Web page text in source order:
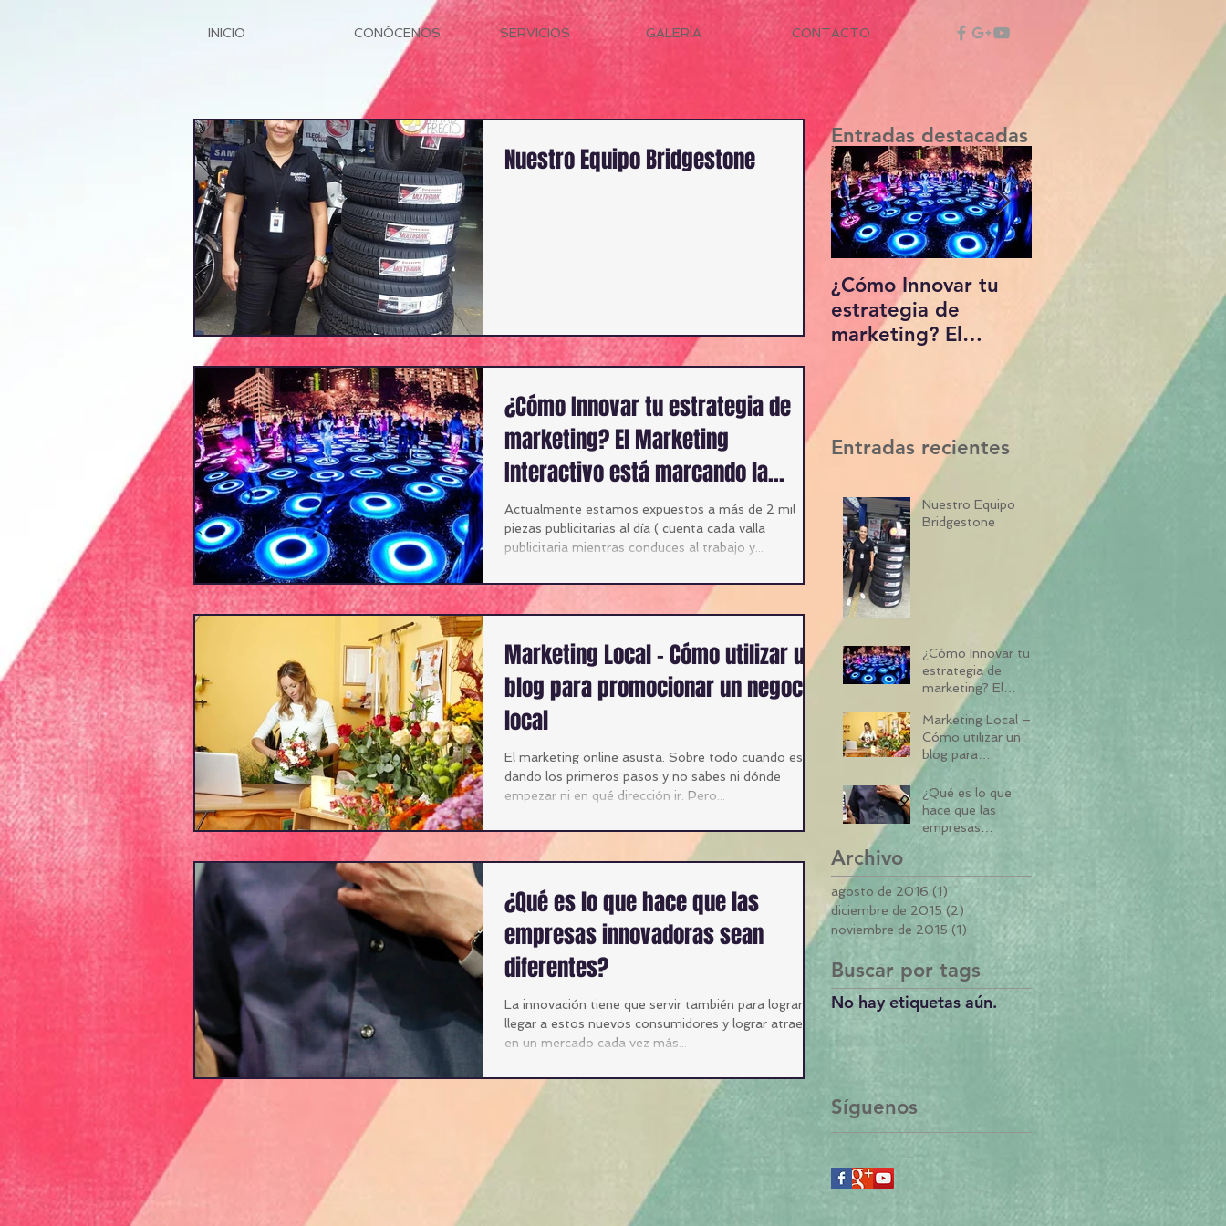
INICIO CONÓCENOS SERVICIOS GALERÍA CONTACTO
Nuestro Equipo Bridgestone
¿Cómo Innovar tu estrategia de
marketing? El Marketing
Interactivo está marcando la
diferencia en el
Actualmente estamos expuestos a más de 2 mil
piezas publicitarias al día ( cuenta cada valla
publicitaria mientras conduces al trabajo y...
Marketing Local – Cómo utilizar un
blog para promocionar un negocio
local
El marketing online asusta. Sobre todo cuando estás
dando los primeros pasos y no sabes ni dónde
empezar ni en qué dirección ir. Pero...
¿Qué es lo que hace que las
empresas innovadoras sean
diferentes?
La innovación tiene que servir también para lograr
llegar a estos nuevos consumidores y lograr atraerlos
en un mercado cada vez más...
Entradas destacadas
¿Cómo Innovar tu
estrategia de
marketing? El
Marketing
Interactivo está
marcando la
diferencia en el
Marketing Local –
Cómo utilizar un
promocionar un
Entradas recientes
Nuestro Equipo
Bridgestone
¿Cómo Innovar tu
estrategia de
marketing? El
Marketing
Interactivo está
marcando la
diferencia en el
Marketing Local –
Cómo utilizar un
blog para
promocionar un
negocio local
¿Qué es lo que
hace que las
empresas
innovadoras sean
diferentes?
Archivo
agosto de 2016 (1) 1 entrada
diciembre de 2015 (2) 2 entradas
noviembre de 2015 (1) 1 entrada
Buscar por tags
No hay etiquetas aún.
Síguenos